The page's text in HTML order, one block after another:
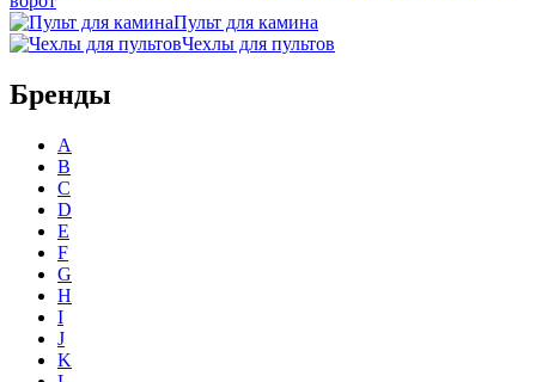
Пульт для камина
Чехлы для пультов
Бренды
A
B
C
D
E
F
G
H
I
J
K